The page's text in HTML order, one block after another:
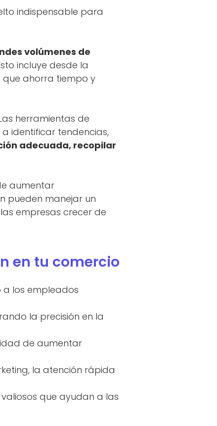
indispensable para
volúmenes de
incluye desde la
que ahorra tiempo y
herramientas de
identificar tendencias,
adecuada, recopilar
aumentar
pueden manejar un
empresas crecer de
en tu comercio
a los empleados
la precisión en la
de aumentar
la atención rápida
que ayudan a las